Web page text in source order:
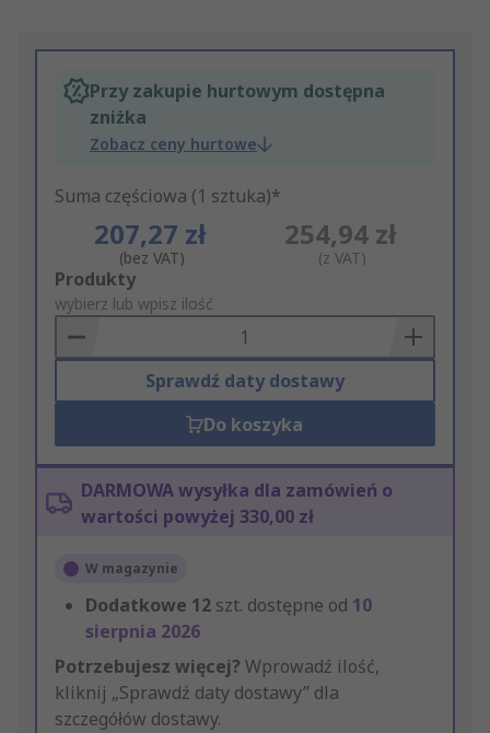
Przy zakupie hurtowym dostępna
zniżka
Zobacz ceny hurtowe
Suma częściowa (1 sztuka)*
207,27 zł
(bez VAT)
254,94 zł
(z VAT)
Add
to
Basket
Produkty
wybierz lub wpisz ilość
Sprawdź daty dostawy
Do koszyka
DARMOWA wysyłka dla zamówień o
wartości powyżej 330,00 zł
W magazynie
Dodatkowe 12 szt. dostępne od 10
sierpnia 2026
Potrzebujesz więcej? Wprowadź ilość,
kliknij „Sprawdź daty dostawy” dla
szczegółów dostawy.